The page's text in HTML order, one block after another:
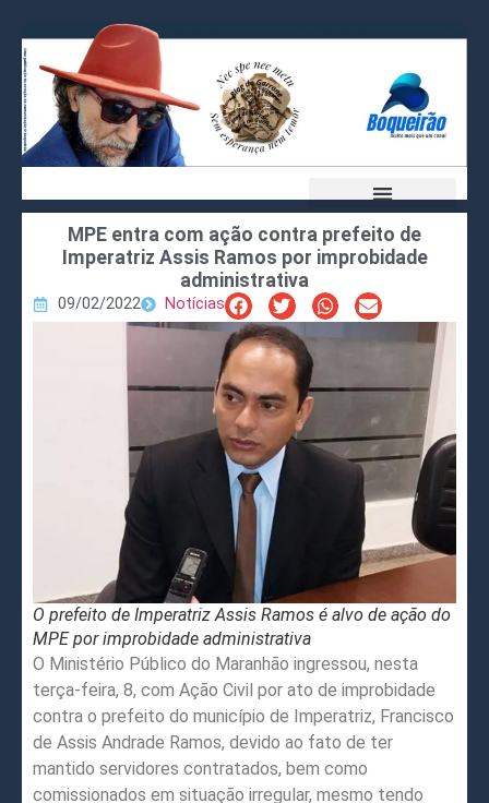
MPE entra com ação contra prefeito de
Imperatriz Assis Ramos por improbidade
administrativa
09/02/2022 Notícias
O prefeito de Imperatriz Assis Ramos é alvo de ação do
MPE por improbidade administrativa
O Ministério Público do Maranhão ingressou, nesta
terça-feira, 8, com Ação Civil por ato de improbidade
contra o prefeito do município de Imperatriz, Francisco
de Assis Andrade Ramos, devido ao fato de ter
mantido servidores contratados, bem como
comissionados em situação irregular, mesmo tendo